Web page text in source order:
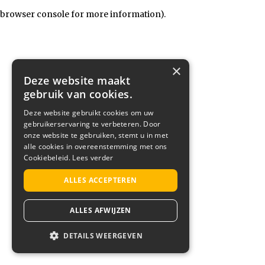
browser console for more information).
×
Deze website maakt
gebruik van cookies.
Deze website gebruikt cookies om uw
gebruikerservaring te verbeteren. Door
onze website te gebruiken, stemt u in met
alle cookies in overeenstemming met ons
Cookiebeleid. Lees verder
ALLES ACCEPTEREN
ALLES AFWIJZEN
DETAILS WEERGEVEN
STRIKT NOODZAKELIJK